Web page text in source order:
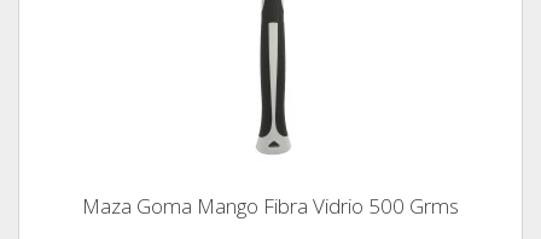
Maza Goma Mango Fibra Vidrio 500 Grms